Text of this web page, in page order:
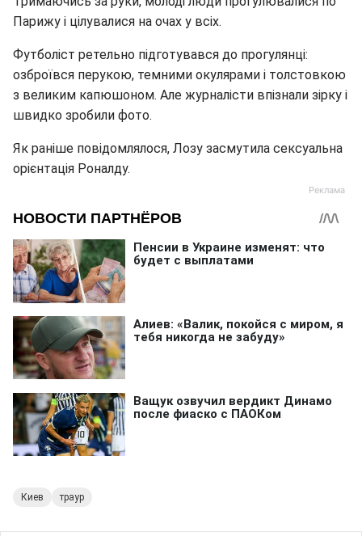
Парижу і цілувалися на очах у всіх.
Футболіст ретельно підготувався до прогулянці:
озброївся перукою, темними окулярами і толстовкою
з великим капюшоном. Але журналісти впізнали зірку і
швидко зробили фото.
Як раніше повідомлялося, Лозу засмутила сексуальна
орієнтація Роналду.
Киев траур